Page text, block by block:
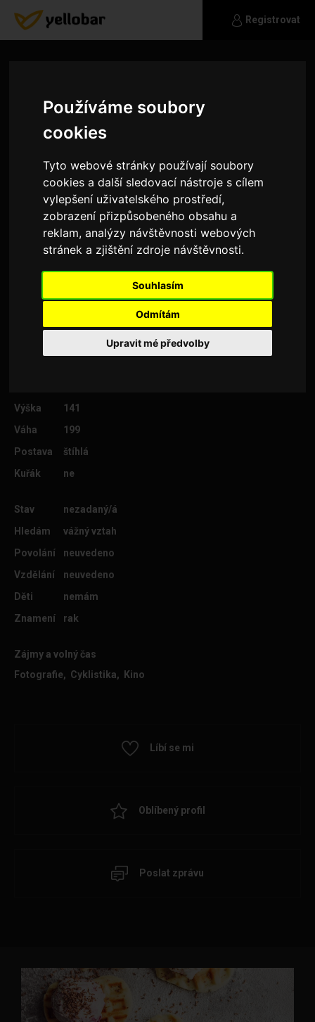
Používáme soubory
cookies
Tyto webové stránky používají soubory
cookies a další sledovací nástroje s cílem
vylepšení uživatelského prostředí,
zobrazení přizpůsobeného obsahu a
reklam, analýzy návštěvnosti webových
stránek a zjištění zdroje návštěvnosti.
Souhlasím
Odmítám
Upravit mé předvolby
Registrovat
Andy4
Nechte mě na pokoji
Výška
141
Váha
199
Postava
štíhlá
Kuřák
ne
Stav
nezadaný/á
Hledám
vážný vztah
Povolání
neuvedeno
Vzdělání
neuvedeno
Děti
nemám
Znamení
rak
Zájmy a volný čas
Fotografie, Cyklistika, Kino
Líbí se mi
Oblíbený profil
Poslat zprávu